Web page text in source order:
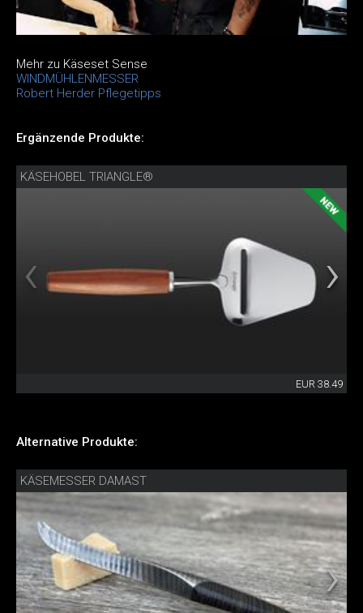
Mehr zu Käseset Sense
WINDMÜHLENMESSER
Robert Herder Pflegetipps
Ergänzende Produkte:
KÄSEHOBEL TRIANGLE®
EUR 38.49
Alternative Produkte:
KÄSEMESSER DAMAST